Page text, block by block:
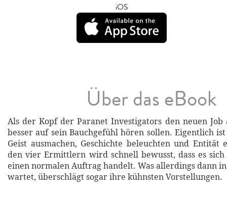
iOS
Über das eBook
Als der Kopf der Paranet Investigators den neuen
besser auf sein Bauchgefühl hören sollen. Eigentlich
Geist ausmachen, Geschichte beleuchten und Entität
den vier Ermittlern wird schnell bewusst, dass es
einen normalen Auftrag handelt. Was allerdings dann
wartet, überschlägt sogar ihre kühnsten Vorstellungen.